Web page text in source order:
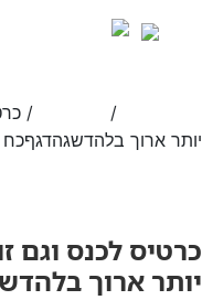
/
/
יותר ארוך בלהדשגהדגףכח
כרטיס לכנס וגם
יותר ארוך